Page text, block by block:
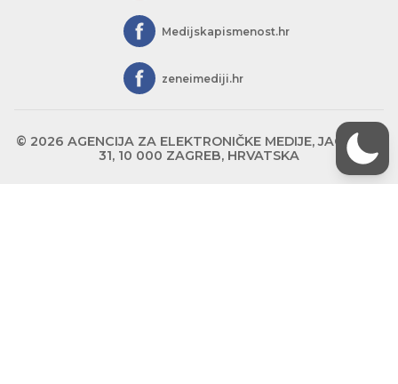
Medijskapismenost.hr
zeneimediji.hr
© 2026 AGENCIJA ZA ELEKTRONIČKE MEDIJE, JAGIĆEVA
31, 10 000 ZAGREB, HRVATSKA